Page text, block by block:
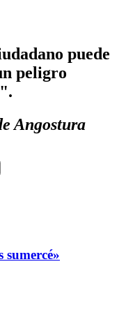
puede
peligro
Angostura
sumercé»